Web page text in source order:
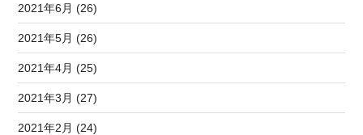
2021年6月 (26)
2021年5月 (26)
2021年4月 (25)
2021年3月 (27)
2021年2月 (24)